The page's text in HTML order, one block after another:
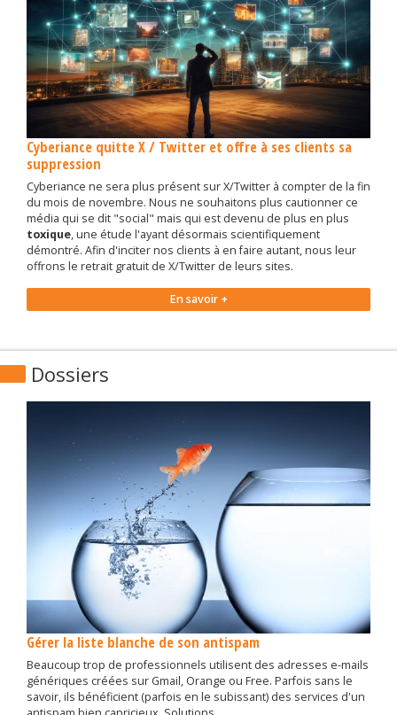
Cyberiance quitte X / Twitter et offre à ses clients sa
suppression
Cyberiance ne sera plus présent sur X/Twitter à compter de la fin
du mois de novembre. Nous ne souhaitons plus cautionner ce
média qui se dit "social" mais qui est devenu de plus en plus
toxique, une étude l'ayant désormais scientifiquement
démontré. Afin d'inciter nos clients à en faire autant, nous leur
offrons le retrait gratuit de X/Twitter de leurs sites.
En savoir +
Dossiers
Gérer la liste blanche de son antispam
Beaucoup trop de professionnels utilisent des adresses e-mails
génériques créées sur Gmail, Orange ou Free. Parfois sans le
savoir, ils bénéficient (parfois en le subissant) des services d'un